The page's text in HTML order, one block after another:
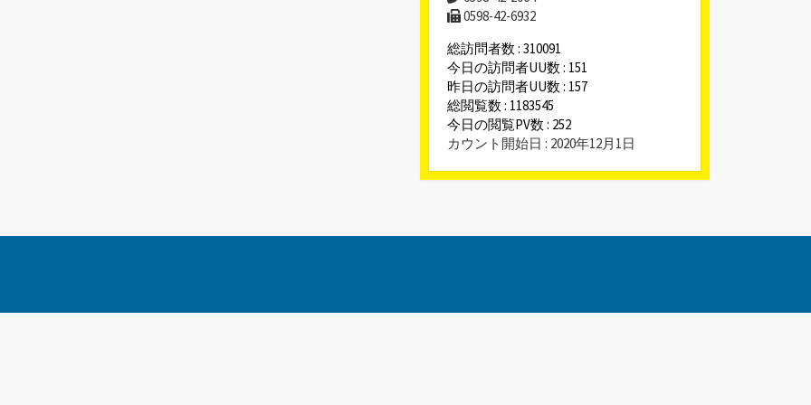
0598-42-6932
総訪問者数 : 310091
今日の訪問者UU数 : 151
昨日の訪問者UU数 : 157
総閲覧数 : 1183545
今日の閲覧PV数 : 252
カウント開始日 : 2020年12月1日